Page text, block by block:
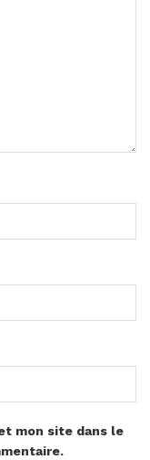
mon site dans le